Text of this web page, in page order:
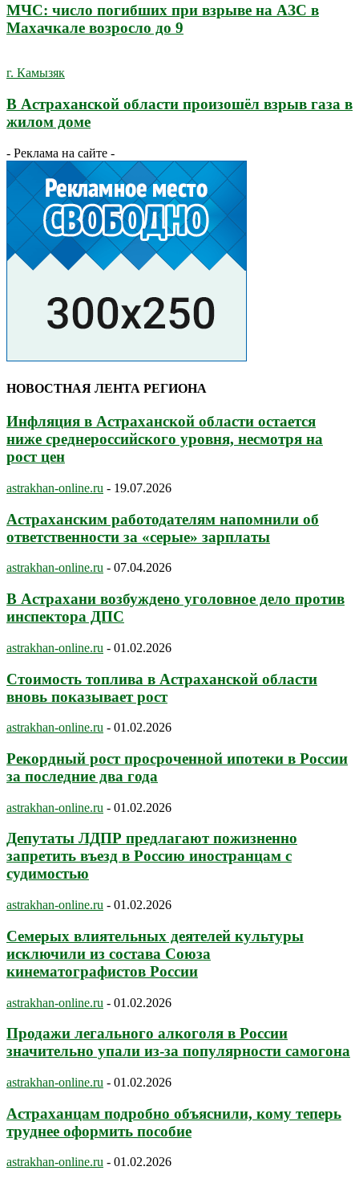
МЧС: число погибших при взрыве на АЗС в
Махачкале возросло до 9
г. Камызяк
В Астраханской области произошёл взрыв газа в
жилом доме
- Реклама на сайте -
НОВОСТНАЯ ЛЕНТА РЕГИОНА
Инфляция в Астраханской области остается
ниже среднероссийского уровня, несмотря на
рост цен
astrakhan-online.ru - 19.07.2026
Астраханским работодателям напомнили об
ответственности за «серые» зарплаты
astrakhan-online.ru - 07.04.2026
В Астрахани возбуждено уголовное дело против
инспектора ДПС
astrakhan-online.ru - 01.02.2026
Стоимость топлива в Астраханской области
вновь показывает рост
astrakhan-online.ru - 01.02.2026
Рекордный рост просроченной ипотеки в России
за последние два года
astrakhan-online.ru - 01.02.2026
Депутаты ЛДПР предлагают пожизненно
запретить въезд в Россию иностранцам с
судимостью
astrakhan-online.ru - 01.02.2026
Семерых влиятельных деятелей культуры
исключили из состава Союза
кинематографистов России
astrakhan-online.ru - 01.02.2026
Продажи легального алкоголя в России
значительно упали из-за популярности самогона
astrakhan-online.ru - 01.02.2026
Астраханцам подробно объяснили, кому теперь
труднее оформить пособие
astrakhan-online.ru - 01.02.2026